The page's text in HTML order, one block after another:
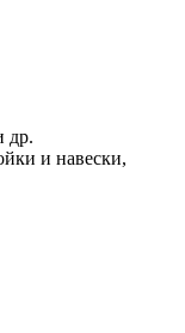
др.
и навески,